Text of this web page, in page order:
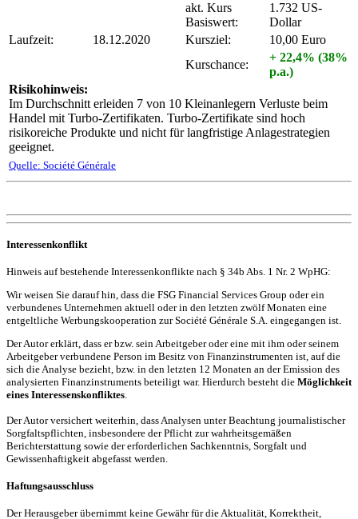
akt. Kurs
Basiswert:
1.732 US-
Dollar
Laufzeit:
18.12.2020 Kursziel:
10,00 Euro
Kurschance:
+ 22,4% (38%
p.a.)
Risikohinweis:
Im Durchschnitt erleiden 7 von 10 Kleinanlegern Verluste beim
Handel mit Turbo-Zertifikaten. Turbo-Zertifikate sind hoch
risikoreiche Produkte und nicht für langfristige Anlagestrategien
geeignet.
Quelle: Société Générale
Interessenkonflikt
Hinweis auf bestehende Interessenkonflikte nach § 34b Abs. 1 Nr. 2 WpHG:
Wir weisen Sie darauf hin, dass die FSG Financial Services Group oder ein
verbundenes Unternehmen aktuell oder in den letzten zwölf Monaten eine
entgeltliche Werbungskooperation zur Société Générale S.A. eingegangen ist.
Der Autor erklärt, dass er bzw. sein Arbeitgeber oder eine mit ihm oder seinem
Arbeitgeber verbundene Person im Besitz von Finanzinstrumenten ist, auf die
sich die Analyse bezieht, bzw. in den letzten 12 Monaten an der Emission des
analysierten Finanzinstruments beteiligt war. Hierdurch besteht die Möglichkeit
eines Interessenskonfliktes.
Der Autor versichert weiterhin, dass Analysen unter Beachtung journalistischer
Sorgfaltspflichten, insbesondere der Pflicht zur wahrheitsgemäßen
Berichterstattung sowie der erforderlichen Sachkenntnis, Sorgfalt und
Gewissenhaftigkeit abgefasst werden.
Haftungsausschluss
Der Herausgeber übernimmt keine Gewähr für die Aktualität, Korrektheit,